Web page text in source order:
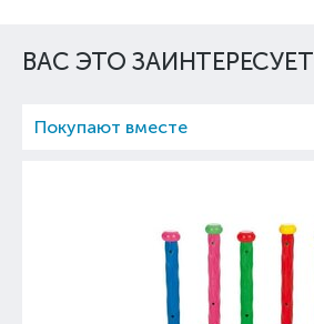
ВАС ЭТО ЗАИНТЕРЕСУЕТ
Покупают вместе